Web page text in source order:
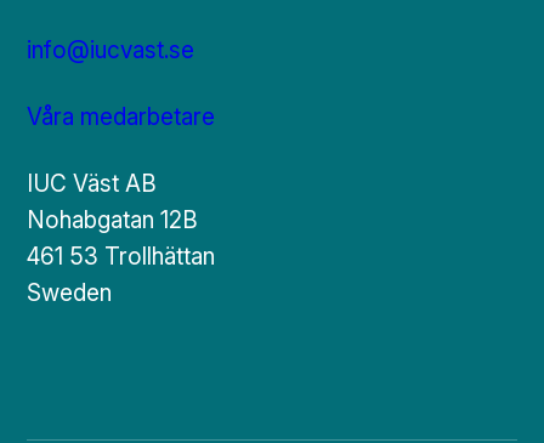
info@iucvast.se
Våra medarbetare
IUC Väst AB
Nohabgatan 12B
461 53 Trollhättan
Sweden